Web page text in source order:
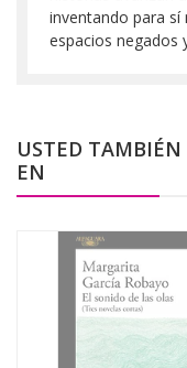
inventando para
espacios negados
USTED TAMBIÉN
EN